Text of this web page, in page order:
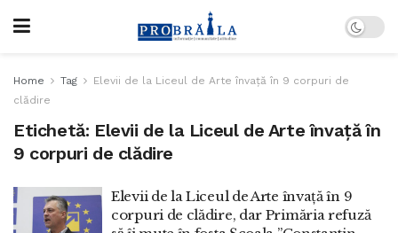
Home Tag
Elevii de la Liceul de Arte învață în 9 corpuri de
clădire
Etichetă: Elevii de la Liceul de Arte învață în
9 corpuri de clădire
Elevii de la Liceul de Arte învață în 9
corpuri de clădire, dar Primăria refuză